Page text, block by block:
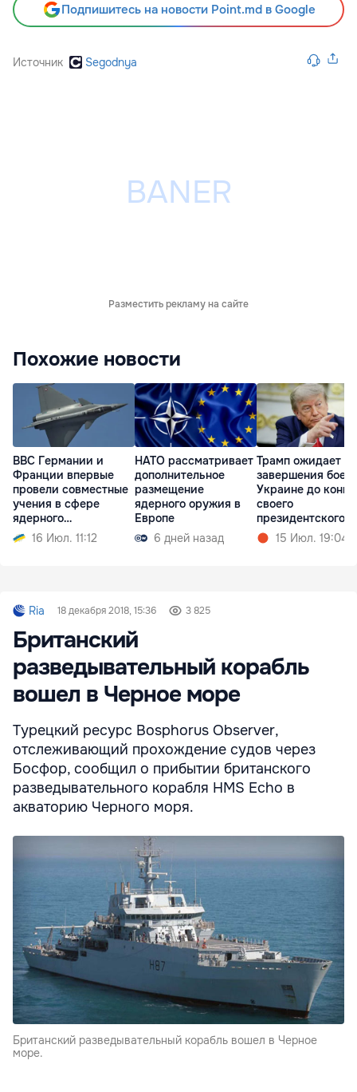
Подпишитесь на новости Point.md в Google
Источник Segodnya
Разместить рекламу на сайте
Похожие новости
ВВС Германии и
Франции впервые
провели совместные
учения в сфере
ядерного
сдерживания
16 Июл. 11:12
НАТО рассматривает
дополнительное
размещение
ядерного оружия в
Европе
6 дней назад
Трамп ожидает
завершения боев
Украине до конца
своего
президентского
срока15 Июл. 19:04
Ria 18 декабря 2018, 15:36 3 825
Британский
разведывательный корабль
вошел в Черное море
Турецкий ресурс Bosphorus Observer,
отслеживающий прохождение судов через
Босфор, сообщил о прибытии британского
разведывательного корабля HMS Echo в
акваторию Черного моря.
Британский разведывательный корабль вошел в Черное
море.